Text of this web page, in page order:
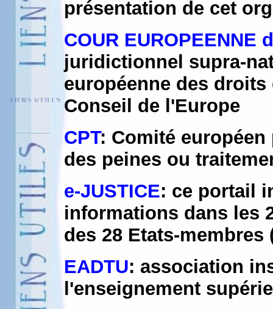
présentation de cet
COUR EUROPEENNE
juridictionnel supra-
européenne des
Conseil de l'Europe
CPT: Comité
des peines ou
e-JUSTICE: ce portail
informations dans les
des 28 Etats-membres
EADTU: association
l'enseignement